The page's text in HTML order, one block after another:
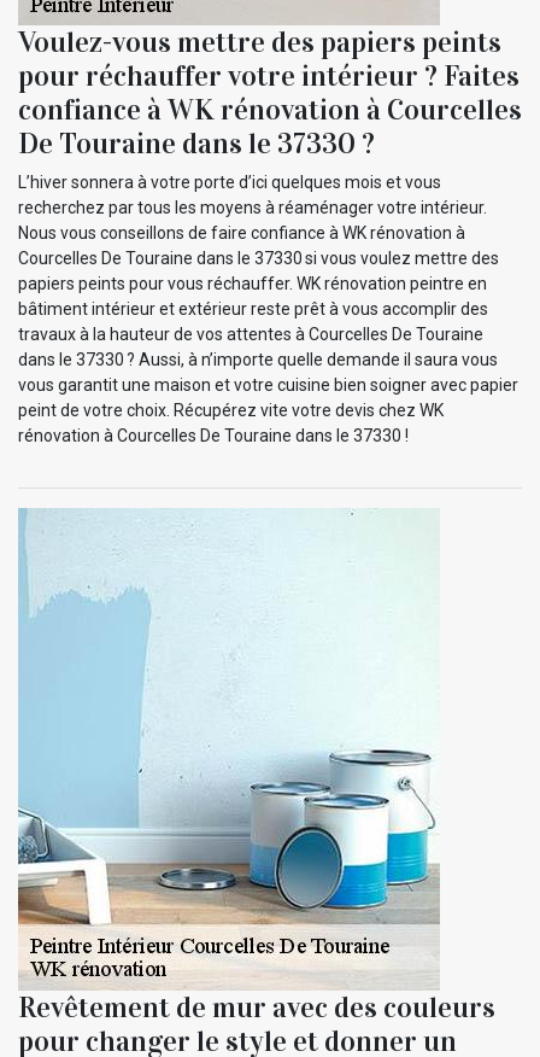
Voulez-vous mettre des papiers peints
pour réchauffer votre intérieur ? Faites
confiance à WK rénovation à Courcelles
De Touraine dans le 37330 ?
L’hiver sonnera à votre porte d’ici quelques mois et vous
recherchez par tous les moyens à réaménager votre intérieur.
Nous vous conseillons de faire confiance à WK rénovation à
Courcelles De Touraine dans le 37330 si vous voulez mettre des
papiers peints pour vous réchauffer. WK rénovation peintre en
bâtiment intérieur et extérieur reste prêt à vous accomplir des
travaux à la hauteur de vos attentes à Courcelles De Touraine
dans le 37330 ? Aussi, à n’importe quelle demande il saura vous
vous garantit une maison et votre cuisine bien soigner avec papier
peint de votre choix. Récupérez vite votre devis chez WK
rénovation à Courcelles De Touraine dans le 37330 !
Revêtement de mur avec des couleurs
pour changer le style et donner un